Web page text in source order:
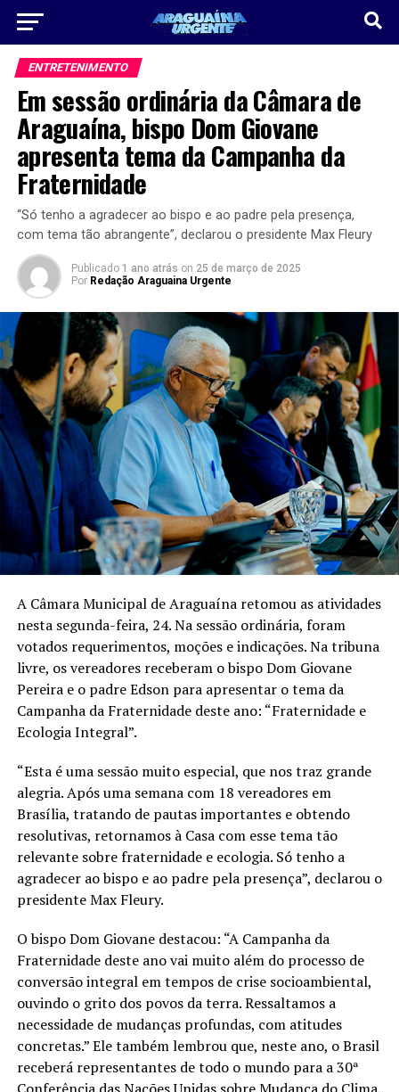
ENTRETENIMENTO
Em sessão ordinária da Câmara de
Araguaína, bispo Dom Giovane
apresenta tema da Campanha da
Fraternidade
“Só tenho a agradecer ao bispo e ao padre pela presença,
com tema tão abrangente”, declarou o presidente Max Fleury
Publicado 1 ano atrás on 25 de março de 2025
Por Redação Araguaina Urgente
A Câmara Municipal de Araguaína retomou as atividades
nesta segunda-feira, 24. Na sessão ordinária, foram
votados requerimentos, moções e indicações. Na tribuna
livre, os vereadores receberam o bispo Dom Giovane
Pereira e o padre Edson para apresentar o tema da
Campanha da Fraternidade deste ano: “Fraternidade e
Ecologia Integral”.
“Esta é uma sessão muito especial, que nos traz grande
alegria. Após uma semana com 18 vereadores em
Brasília, tratando de pautas importantes e obtendo
resolutivas, retornamos à Casa com esse tema tão
relevante sobre fraternidade e ecologia. Só tenho a
agradecer ao bispo e ao padre pela presença”, declarou o
presidente Max Fleury.
O bispo Dom Giovane destacou: “A Campanha da
Fraternidade deste ano vai muito além do processo de
conversão integral em tempos de crise socioambiental,
ouvindo o grito dos povos da terra. Ressaltamos a
necessidade de mudanças profundas, com atitudes
concretas.” Ele também lembrou que, neste ano, o Brasil
receberá representantes de todo o mundo para a 30ª